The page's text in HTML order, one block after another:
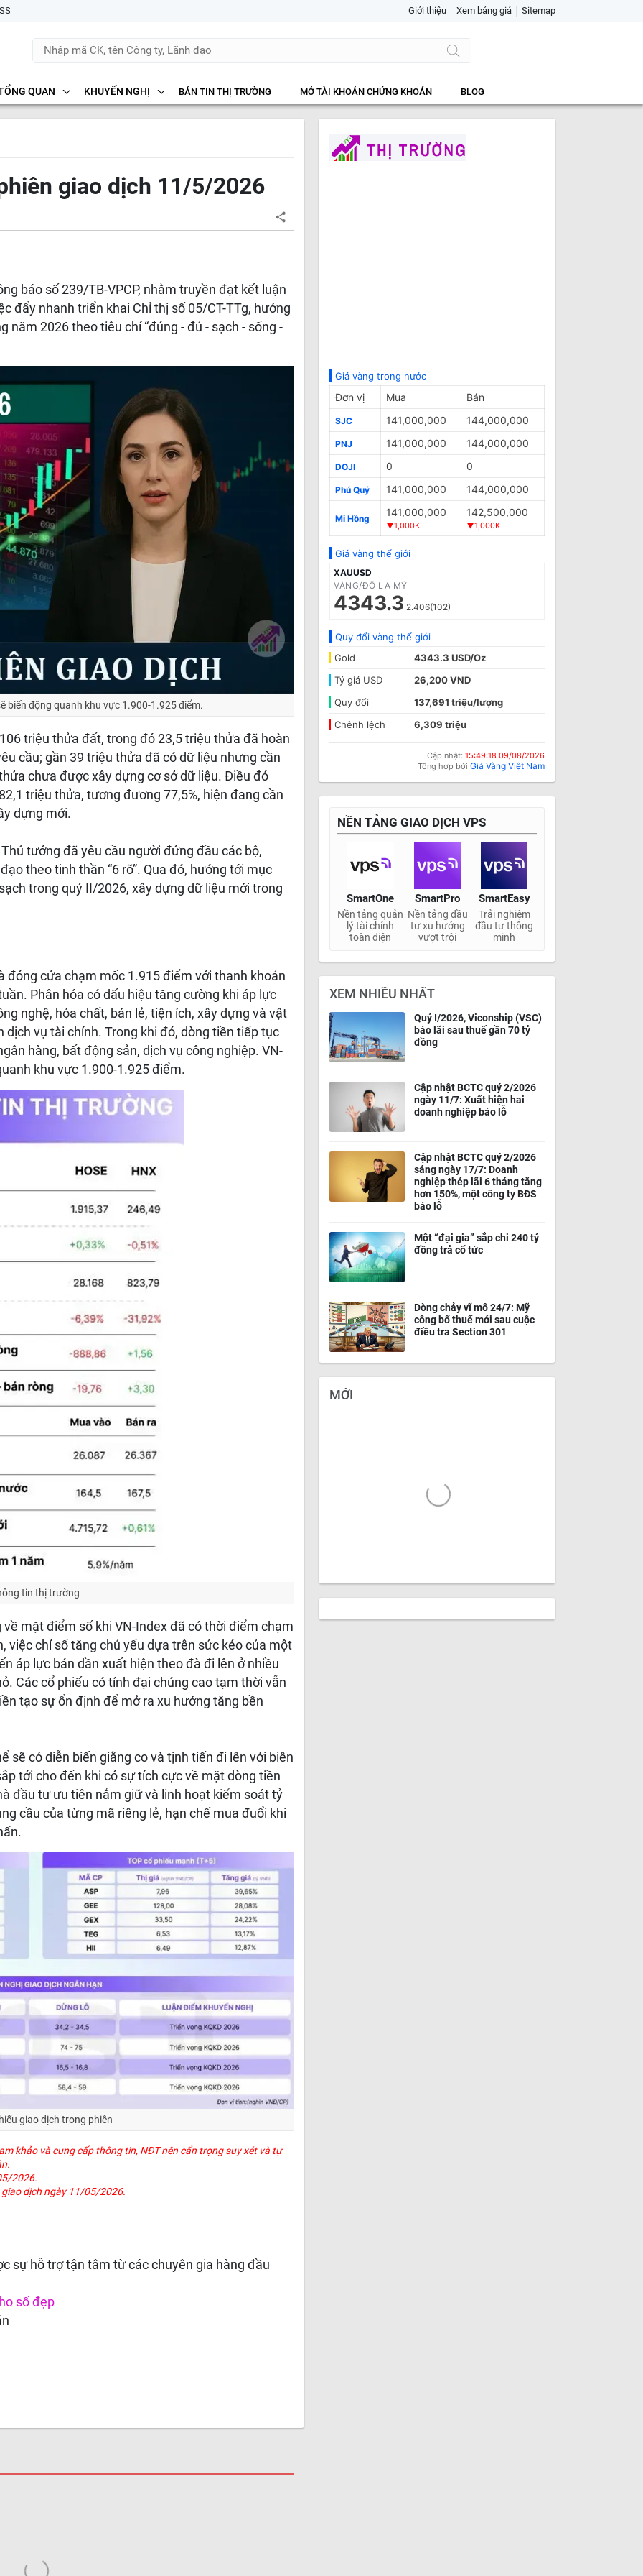
Giới thiệu Xem bảng giá Sitemap
QUAN KHUYẾN NGHỊ BẢN TIN THỊ TRƯỜNG MỞ TÀI KHOẢN CHỨNG KHOÁN BLOG
giao dịch 11/5/2026
báo số 239/TB-VPCP, nhằm truyền đạt kết luận
đẩy nhanh triển khai Chỉ thị số 05/CT-TTg, hướng
2026 theo tiêu chí “đúng - đủ - sạch - sống -
biến động quanh khu vực 1.900-1.925 điểm.
triệu thửa đất, trong đó 23,5 triệu thửa đã hoàn
cầu; gần 39 triệu thửa đã có dữ liệu nhưng cần
chưa được xây dựng cơ sở dữ liệu. Điều đó
triệu thửa, tương đương 77,5%, hiện đang cần
dựng mới.
tướng đã yêu cầu người đứng đầu các bộ,
theo tinh thần “6 rõ”. Qua đó, hướng tới mục
trong quý II/2026, xây dựng dữ liệu mới trong
đóng cửa chạm mốc 1.915 điểm với thanh khoản
Phân hóa có dấu hiệu tăng cường khi áp lực
nghệ, hóa chất, bán lẻ, tiện ích, xây dựng và vật
vụ tài chính. Trong khi đó, dòng tiền tiếp tục
hàng, bất động sản, dịch vụ công nghiệp. VN-
khu vực 1.900-1.925 điểm.
tin thị trường
mặt điểm số khi VN-Index đã có thời điểm chạm
việc chỉ số tăng chủ yếu dựa trên sức kéo của một
áp lực bán dần xuất hiện theo đà đi lên ở nhiều
Các cổ phiếu có tính đại chúng cao tạm thời vẫn
tạo sự ổn định để mở ra xu hướng tăng bền
sẽ có diễn biến giằng co và tịnh tiến đi lên với biên
tới cho đến khi có sự tích cực về mặt dòng tiền
đầu tư ưu tiên nắm giữ và linh hoạt kiểm soát tỷ
cầu của từng mã riêng lẻ, hạn chế mua đuổi khi
giao dịch trong phiên
khảo và cung cấp thông tin, NĐT nên cẩn trọng suy xét và tự
2026.
dịch ngày 11/05/2026.
sự hỗ trợ tận tâm từ các chuyên gia hàng đầu
số đẹp
Giá vàng trong nước
Đơn vị Mua Bán
SJC 141,000,000 144,000,000
PNJ 141,000,000 144,000,000
DOJI 0 0
Phú Quý 141,000,000 144,000,000
Mi Hồng
141,000,000
▼1,000K
142,500,000
▼1,000K
Giá vàng thế giới
XAUUSD
VÀNG/ĐÔ LA MỸ
4343.3 2.406(102)
Quy đổi vàng thế giới
Gold
4343.3 USD/Oz
Tỷ giá USD
26,200 VND
Quy đổi
137,691 triệu/lượng
Chênh lệch
6,309 triệu
Cập nhật: 15:49:18 09/08/2026
Tổng hợp bởi Giá Vàng Việt Nam
NỀN TẢNG GIAO DỊCH VPS
SmartOne SmartPro SmartEasy
Nền tảng quản
lý tài chính
toàn diện
Nền tảng đầu
tư xu hướng
vượt trội
Trải nghiệm
đầu tư thông
minh
XEM NHIỀU NHẤT
Quý I/2026, Viconship (VSC)
báo lãi sau thuế gần 70 tỷ
đồng
Cập nhật BCTC quý 2/2026
ngày 11/7: Xuất hiện hai
doanh nghiệp báo lỗ
Cập nhật BCTC quý 2/2026
sáng ngày 17/7: Doanh
nghiệp thép lãi 6 tháng tăng
hơn 150%, một công ty BĐS
báo lỗ
Một “đại gia” sắp chi 240 tỷ
đồng trả cổ tức
Dòng chảy vĩ mô 24/7: Mỹ
công bố thuế mới sau cuộc
điều tra Section 301
MỚI